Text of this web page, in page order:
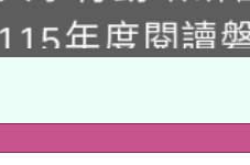
年度閱讀
講師名單